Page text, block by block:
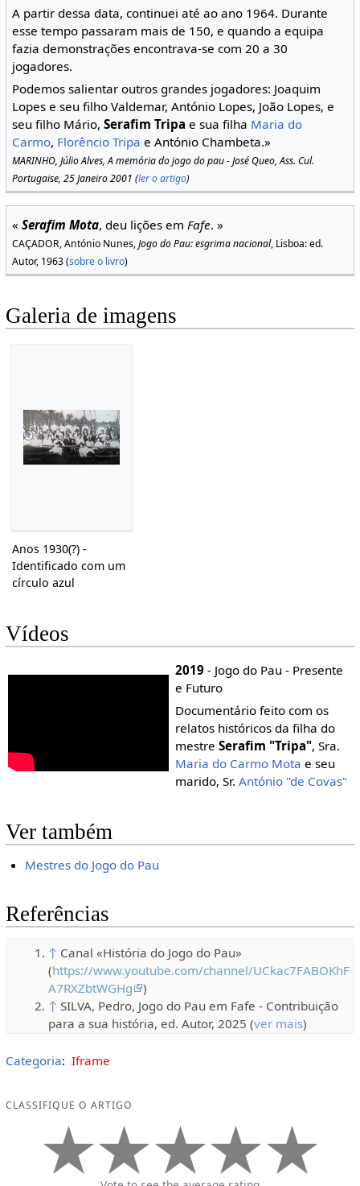
A partir dessa data, continuei até ao ano 1964. Durante
esse tempo passaram mais de 150, e quando a equipa
fazia demonstrações encontrava-se com 20 a 30
jogadores.
Podemos salientar outros grandes jogadores: Joaquim
Lopes e seu filho Valdemar, António Lopes, João Lopes, e
seu filho Mário,Serafim Tripa e sua filha Maria do
Carmo, Florêncio Tripa e António Chambeta.»
MARINHO, Júlio Alves, A memória do jogo do pau - José Queo, Ass. Cul.
Portugaise, 25 Janeiro 2001 (ler o artigo)
«Serafim Mota, deu lições emFafe. »
CAÇADOR, António Nunes,Jogo do Pau: esgrima nacional, Lisboa: ed.
Autor, 1963 (sobre o livro)
Galeria de imagens
Anos 1930(?) -
Identificado com um
círculo azul
Vídeos
2019- Jogo do Pau - Presente
e Futuro
Documentário feito com os
relatos históricos da filha do
mestre Serafim "Tripa", Sra.
Maria do Carmo Mota e seu
marido, Sr. António "de Covas"
Ver também
Mestres do Jogo do Pau
Referências
↑ Canal «História do Jogo do Pau»
(https://www.youtube.com/channel/UCkac7FABOKhF
A7RXZbtWGHg
)
↑ SILVA, Pedro, Jogo do Pau em Fafe - Contribuição
para a sua história, ed. Autor, 2025 (ver mais)
Categoria: Iframe
CLASSIFIQUE O ARTIGO